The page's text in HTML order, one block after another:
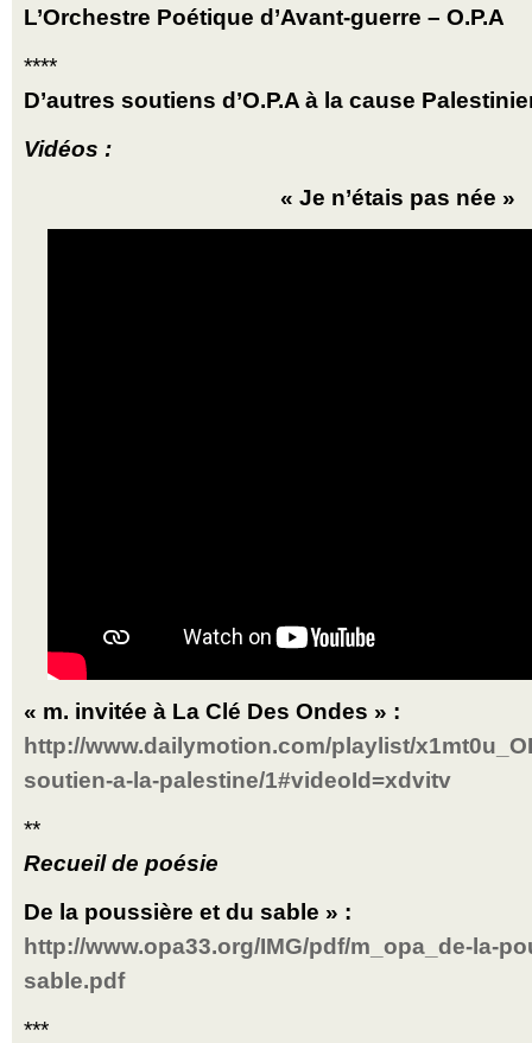
L’Orchestre Poétique d’Avant-guerre – O.P.A
****
D’autres soutiens d’O.P.A à la cause
Vidéos :
« Je n’étais pas née »
« m. invitée à La Clé Des Ondes » :
http://www.dailymotion.com/playlist/
soutien-a-la-palestine/1#videoId=xdvitv
**
Recueil de poésie
De la poussière et du sable » :
http://www.opa33.org/IMG/pdf/m_opa_de-la-
sable.pdf
***